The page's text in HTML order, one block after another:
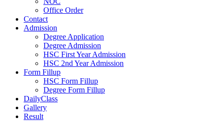
Office Order
Contact
Admission
Degree Application
Degree Admission
HSC First Year Admission
HSC 2nd Year Admission
Form Fillup
HSC Form Fillup
Degree Form Fillup
DailyClass
Gallery
Result